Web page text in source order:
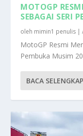
MOTOGP
SEBAGAI SERI
oleh mimin1 penulis |
MotoGP Resmi
Pembuka Musim
BACA